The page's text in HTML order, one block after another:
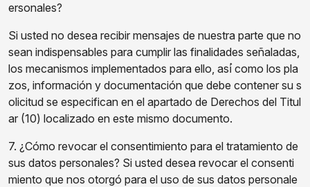
ersonales?
Si usted no desea recibir mensajes de nuestra parte que no
sean indispensables para cumplir las finalidades señaladas,
los mecanismos implementados para ello, así́ como los pla
zos, información y documentación que debe contener su s
olicitud se especifican en el apartado de Derechos del Titul
ar (10) localizado en este mismo documento.
7. ¿Cómo revocar el consentimiento para el tratamiento de
sus datos personales? Si usted desea revocar el consenti
miento que nos otorgó para el uso de sus datos personale